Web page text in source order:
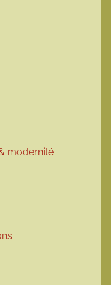
modernité